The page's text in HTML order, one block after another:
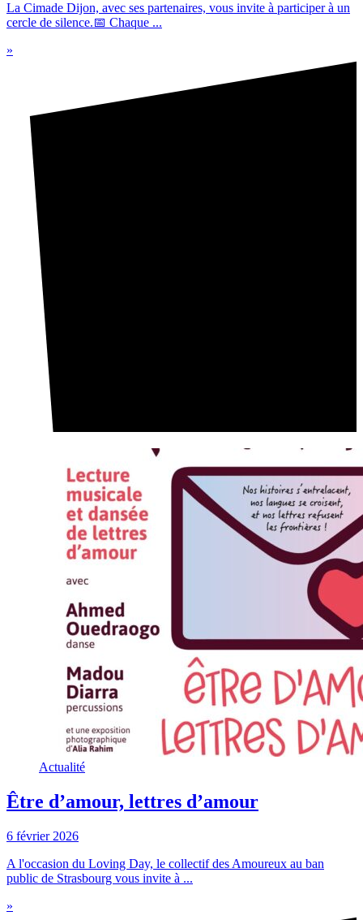
La Cimade Dijon, avec ses partenaires, vous invite à participer à un
cercle de silence.📅 Chaque ...
»
Actualité
Être d’amour, lettres d’amour
6 février 2026
A l'occasion du Loving Day, le collectif des Amoureux au ban
public de Strasbourg vous invite à ...
»